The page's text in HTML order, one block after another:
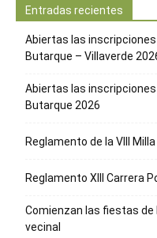
Entradas recientes
Abiertas las inscripciones
Butarque – Villaverde
Abiertas las inscripciones
Butarque 2026
Reglamento de la VIII
Reglamento XIII Carrera
Comienzan las fiestas de
vecinal